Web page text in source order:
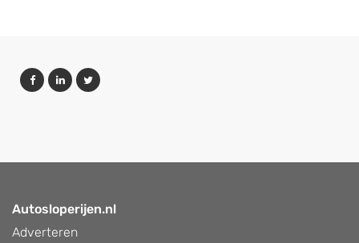
Autosloperijen.nl
Adverteren